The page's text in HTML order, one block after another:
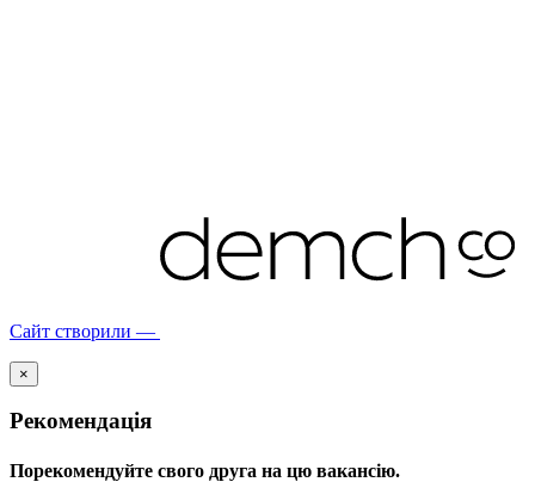
Сайт створили —
×
Рекомендація
Порекомендуйте свого друга на цю вакансію.